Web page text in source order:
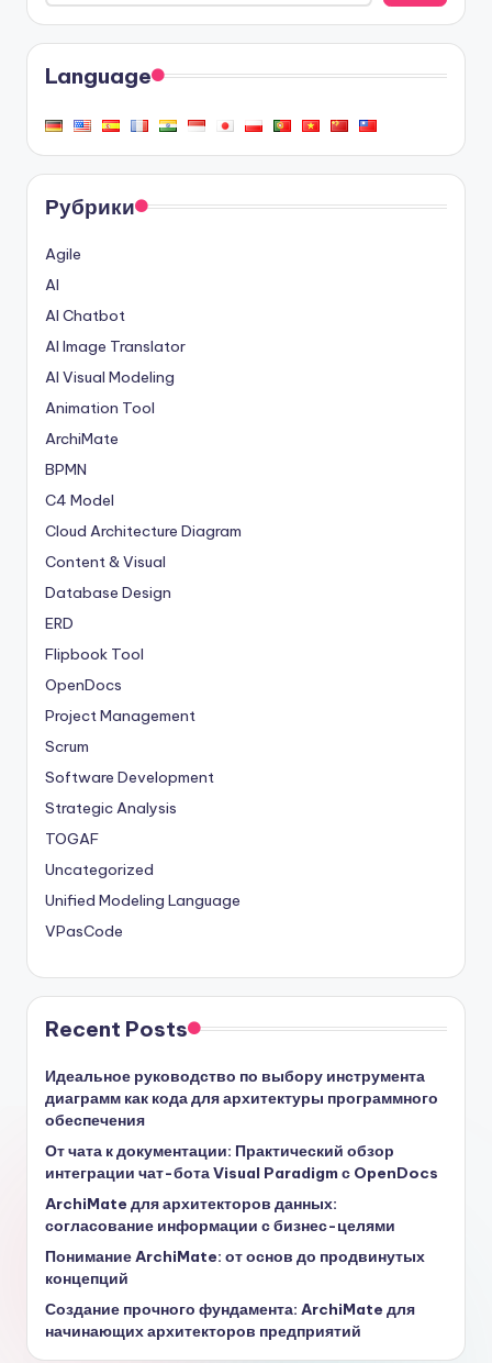
Language
Рубрики
Agile
AI
AI Chatbot
AI Image Translator
AI Visual Modeling
Animation Tool
ArchiMate
BPMN
C4 Model
Cloud Architecture Diagram
Content & Visual
Database Design
ERD
Flipbook Tool
OpenDocs
Project Management
Scrum
Software Development
Strategic Analysis
TOGAF
Uncategorized
Unified Modeling Language
VPasCode
Recent Posts
Идеальное руководство по выбору инструмента
диаграмм как кода для архитектуры программного
обеспечения
От чата к документации: Практический обзор
интеграции чат-бота Visual Paradigm с OpenDocs
ArchiMate для архитекторов данных:
согласование информации с бизнес-целями
Понимание ArchiMate: от основ до продвинутых
концепций
Создание прочного фундамента: ArchiMate для
начинающих архитекторов предприятий